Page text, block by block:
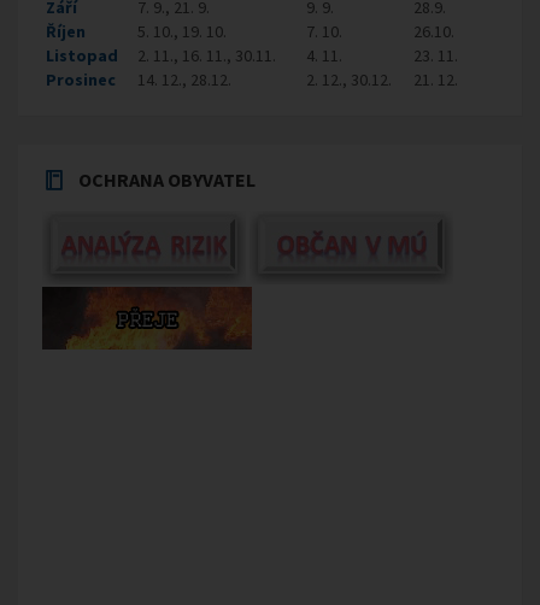
Září 7. 9., 21. 9. 9. 9.
28.9.
Říjen
5. 10., 19. 10. 7. 10.
26.10.
Listopad
2. 11., 16. 11., 30.11. 4. 11.
23. 11.
Prosinec
14. 12., 28.12. 2. 12., 30.12. 21. 12.
OCHRANA OBYVATEL